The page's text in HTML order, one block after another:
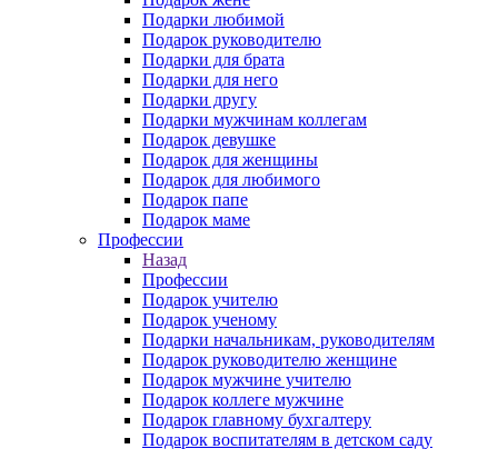
Подарки любимой
Подарок руководителю
Подарки для брата
Подарки для него
Подарки другу
Подарки мужчинам коллегам
Подарок девушке
Подарок для женщины
Подарок для любимого
Подарок папе
Подарок маме
Профессии
Назад
Профессии
Подарок учителю
Подарок ученому
Подарки начальникам, руководителям
Подарок руководителю женщине
Подарок мужчине учителю
Подарок коллеге мужчине
Подарок главному бухгалтеру
Подарок воспитателям в детском саду